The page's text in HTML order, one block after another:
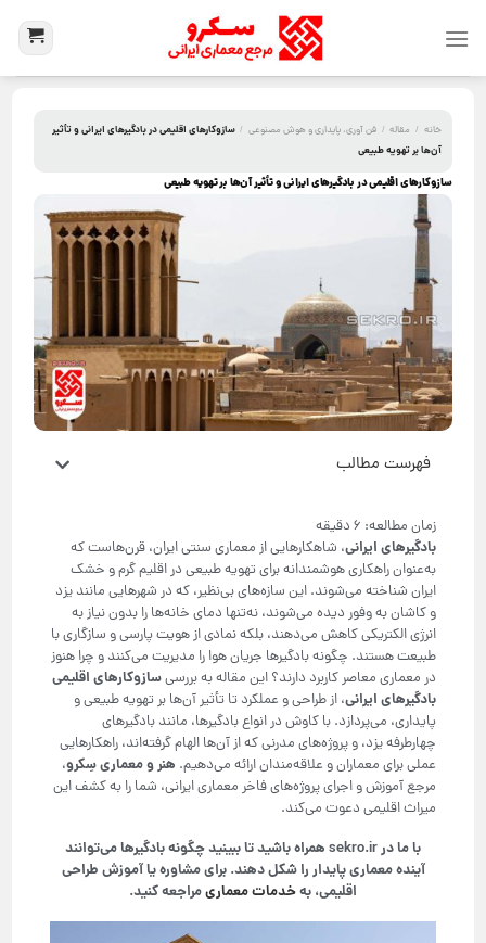
خانه / مقاله / فن آوری، پایداری و هوش مصنوعی / سازوکارهای اقلیمی در بادگیرهای ایرانی و تأثیر
آن‌ها بر تهویه طبیعی
سازوکارهای اقلیمی در بادگیرهای ایرانی و تأثیر آن‌ها بر تهویه طبیعی
فهرست مطالب
بادگیرهای ایرانی، شاهکارهایی از معماری سنتی ایران، قرن‌هاست که
به‌عنوان راهکاری هوشمندانه برای تهویه طبیعی در اقلیم گرم و خشک
ایران شناخته می‌شوند. این سازه‌های بی‌نظیر، که در شهرهایی مانند یزد
و کاشان به وفور دیده می‌شوند، نه‌تنها دمای خانه‌ها را بدون نیاز به
انرژی الکتریکی کاهش می‌دهند، بلکه نمادی از هویت پارسی و سازگاری با
طبیعت هستند. چگونه بادگیرها جریان هوا را مدیریت می‌کنند و چرا هنوز
در معماری معاصر کاربرد دارند؟ این مقاله به بررسیسازوکارهای اقلیمی
بادگیرهای ایرانی، از طراحی و عملکرد تا تأثیر آن‌ها بر تهویه طبیعی و
پایداری، می‌پردازد. با کاوش در انواع بادگیرها، مانند بادگیرهای
چهارطرفه یزد، و پروژه‌های مدرنی که از آن‌ها الهام گرفته‌اند، راهکارهایی
عملی برای معماران و علاقه‌مندان ارائه می‌دهیم. هنر و معماری سِکرو،
مرجع آموزش و اجرای پروژه‌های فاخر معماری ایرانی، شما را به کشف این
میراث اقلیمی دعوت می‌کند.
با ما در sekro.ir همراه باشید تا ببینید چگونه بادگیرها می‌توانند
آینده معماری پایدار را شکل دهند. برای مشاوره یا آموزش طراحی
اقلیمی، بهخدمات معماریمراجعه کنید.